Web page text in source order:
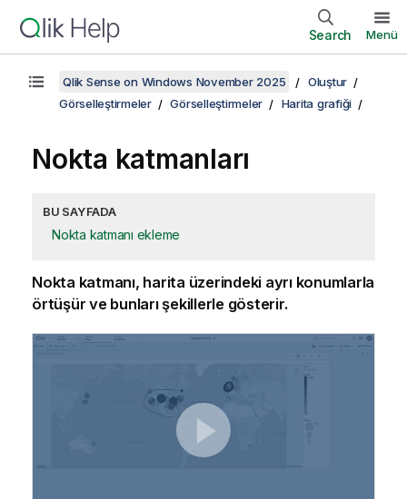
Search Menü
Qlik Sense on Windows November 2025
Oluştur
Görselleştirmeler
Görselleştirmeler Harita grafiği
Nokta katmanları
BU SAYFADA
Nokta katmanı ekleme
Nokta katmanı, harita üzerindeki ayrı konumlarla
örtüşür ve bunları şekillerle gösterir.